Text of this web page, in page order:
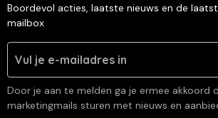
Boordevol acties, laatste nieuws en de
mailbox
Door je aan te melden ga je ermee akkoord
marketingmails sturen met nieuws en